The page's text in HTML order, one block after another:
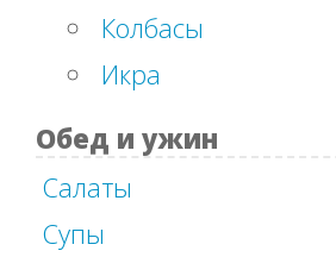
Колбасы
Икра
Обед и ужин
Салаты
Супы